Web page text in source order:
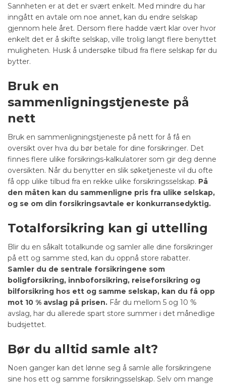
Sannheten er at det er svært enkelt. Med mindre du har
inngått en avtale om noe annet, kan du endre selskap
gjennom hele året. Dersom flere hadde vært klar over hvor
enkelt det er å skifte selskap, ville trolig langt flere benyttet
muligheten. Husk å undersøke tilbud fra flere selskap før du
bytter.
Bruk en
sammenligningstjeneste på
nett
Bruk en sammenligningstjeneste på nett for å få en
oversikt over hva du bør betale for dine forsikringer. Det
finnes flere ulike forsikrings-kalkulatorer som gir deg denne
oversikten. Når du benytter en slik søketjeneste vil du ofte
få opp ulike tilbud fra en rekke ulike forsikringsselskap. På
den måten kan du sammenligne pris fra ulike selskap,
og se om din forsikringsavtale er konkurransedyktig.
Totalforsikring kan gi uttelling
Blir du en såkalt totalkunde og samler alle dine forsikringer
på ett og samme sted, kan du oppnå store rabatter.
Samler du de sentrale forsikringene som
boligforsikring, innboforsikring, reiseforsikring og
bilforsikring hos ett og samme selskap, kan du få opp
mot 10 % avslag på prisen. Får du mellom 5 og 10 %
avslag, har du allerede spart store summer i det månedlige
budsjettet.
Bør du alltid samle alt?
Noen ganger kan det lønne seg å samle alle forsikringene
sine hos ett og samme forsikringsselskap. Selv om mange